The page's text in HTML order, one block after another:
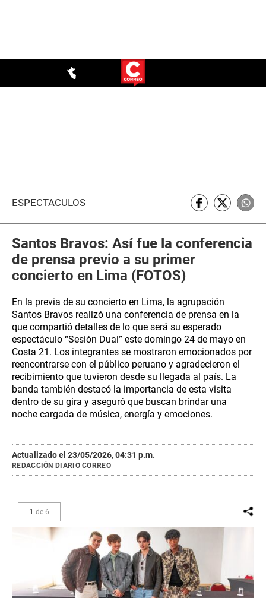
ESPECTÁCULOS
Santos Bravos: Así fue la conferencia
de prensa previo a su primer
concierto en Lima (FOTOS)
En la previa de su concierto en Lima, la agrupación
Santos Bravos realizó una conferencia de prensa en la
que compartió detalles de lo que será su esperado
espectáculo “Sesión Dual” este domingo 24 de mayo en
Costa 21. Los integrantes se mostraron emocionados por
reencontrarse con el público peruano y agradecieron el
recibimiento que tuvieron desde su llegada al país. La
banda también destacó la importancia de esta visita
dentro de su gira y aseguró que buscan brindar una
noche cargada de música, energía y emociones.
REDACCIÓN DIARIO CORREO
Actualizado el 23/05/2026, 04:31 p.m.
1 de 6